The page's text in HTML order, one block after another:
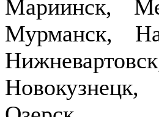
Мариинск,
Мурманск,